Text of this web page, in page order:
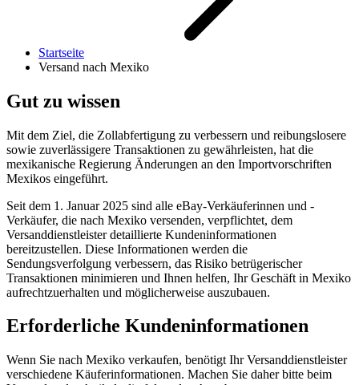
Startseite
Versand nach Mexiko
Gut zu wissen
Mit dem Ziel, die Zollabfertigung zu verbessern und reibungslosere
sowie zuverlässigere Transaktionen zu gewährleisten, hat die
mexikanische Regierung Änderungen an den Importvorschriften
Mexikos eingeführt.
Seit dem 1. Januar 2025 sind alle eBay-Verkäuferinnen und -
Verkäufer, die nach Mexiko versenden, verpflichtet, dem
Versanddienstleister detaillierte Kundeninformationen
bereitzustellen. Diese Informationen werden die
Sendungsverfolgung verbessern, das Risiko betrügerischer
Transaktionen minimieren und Ihnen helfen, Ihr Geschäft in Mexiko
aufrechtzuerhalten und möglicherweise auszubauen.
Erforderliche Kundeninformationen
Wenn Sie nach Mexiko verkaufen, benötigt Ihr Versanddienstleister
verschiedene Käuferinformationen. Machen Sie daher bitte beim